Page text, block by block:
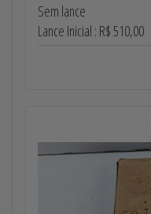
Sem lance
Lance Inicial : R$ 510,00